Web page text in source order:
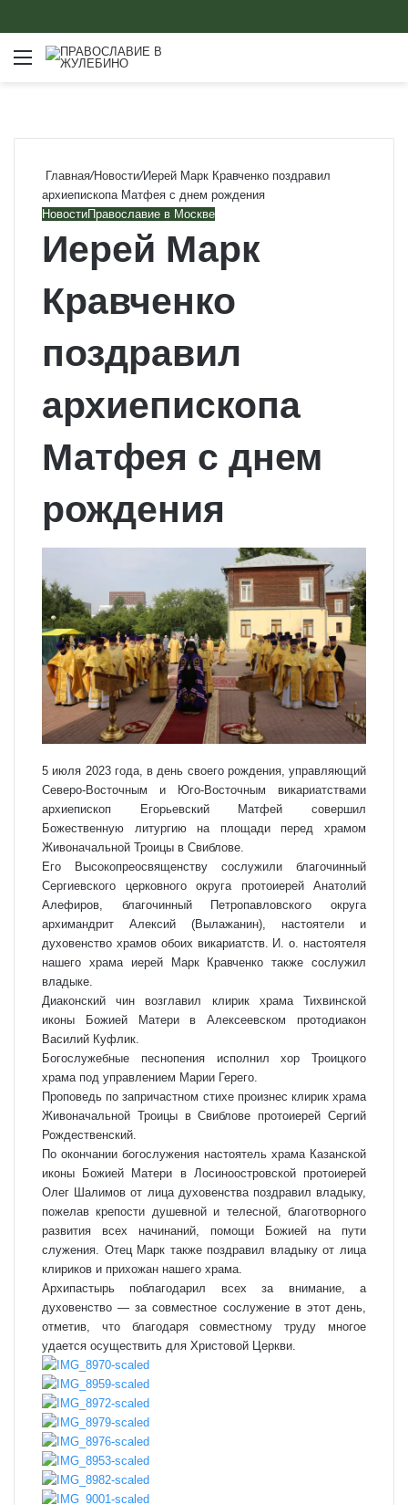
Меню
Главная/Новости/Иерей Марк Кравченко поздравил
архиепископа Матфея с днем рождения
НовостиПравославие в Москве
Иерей Марк
Кравченко
поздравил
архиепископа
Матфея с днем
рождения
5 июля 2023 года, в день своего рождения, управляющий
Северо-Восточным и Юго-Восточным викариатствами
архиепископ Егорьевский Матфей совершил
Божественную литургию на площади перед храмом
Живоначальной Троицы в Свиблове.
Его Высокопреосвященству сослужили благочинный
Сергиевского церковного округа протоиерей Анатолий
Алефиров, благочинный Петропавловского округа
архимандрит Алексий (Вылажанин), настоятели и
духовенство храмов обоих викариатств. И. о. настоятеля
нашего храма иерей Марк Кравченко также сослужил
владыке.
Диаконский чин возглавил клирик храма Тихвинской
иконы Божией Матери в Алексеевском протодиакон
Василий Куфлик.
Богослужебные песнопения исполнил хор Троицкого
храма под управлением Марии Герего.
Проповедь по запричастном стихе произнес клирик храма
Живоначальной Троицы в Свиблове протоиерей Сергий
Рождественский.
По окончании богослужения настоятель храма Казанской
иконы Божией Матери в Лосиноостровской протоиерей
Олег Шалимов от лица духовенства поздравил владыку,
пожелав крепости душевной и телесной, благотворного
развития всех начинаний, помощи Божией на пути
служения. Отец Марк также поздравил владыку от лица
клириков и прихожан нашего храма.
Архипастырь поблагодарил всех за внимание, а
духовенство — за совместное сослужение в этот день,
отметив, что благодаря совместному труду многое
удается осуществить для Христовой Церкви.